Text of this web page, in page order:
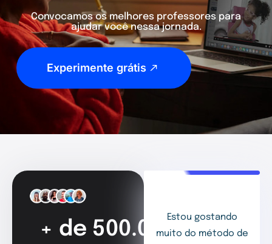
Convocamos os melhores professores para
ajudar você nessa jornada.
Experimente grátis
+ de 500.000
Estou gostando
muito do método de